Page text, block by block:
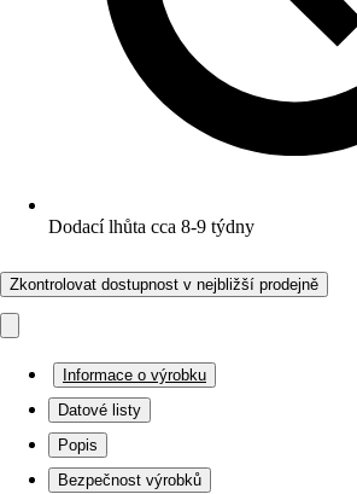
Dodací lhůta cca 8-9 týdny
Zkontrolovat dostupnost v nejbližší prodejně
Informace o výrobku
Datové listy
Popis
Bezpečnost výrobků